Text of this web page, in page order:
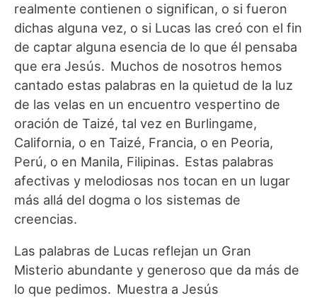
realmente contienen o significan, o si fueron
dichas alguna vez, o si Lucas las creó con el fin
de captar alguna esencia de lo que él pensaba
que era Jesús. Muchos de nosotros hemos
cantado estas palabras en la quietud de la luz
de las velas en un encuentro vespertino de
oración de Taizé, tal vez en Burlingame,
California, o en Taizé, Francia, o en Peoria,
Perú, o en Manila, Filipinas. Estas palabras
afectivas y melodiosas nos tocan en un lugar
más allá del dogma o los sistemas de
creencias.
Las palabras de Lucas reflejan un Gran
Misterio abundante y generoso que da más de
lo que pedimos. Muestra a Jesús